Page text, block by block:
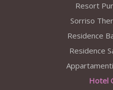
Resort
Sorriso
Residence
Residence
Hotel